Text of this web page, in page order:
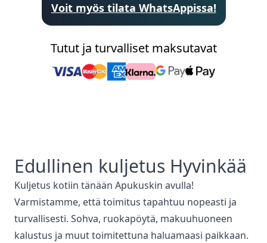
Voit myös tilata WhatsAppissa!
Tutut ja turvalliset maksutavat
Edullinen kuljetus Hyvinkää
Kuljetus kotiin tänään Apukuskin avulla!
Varmistamme, että toimitus tapahtuu nopeasti ja
turvallisesti. Sohva, ruokapöytä, makuuhuoneen
kalustus ja muut toimitettuna haluamaasi paikkaan.